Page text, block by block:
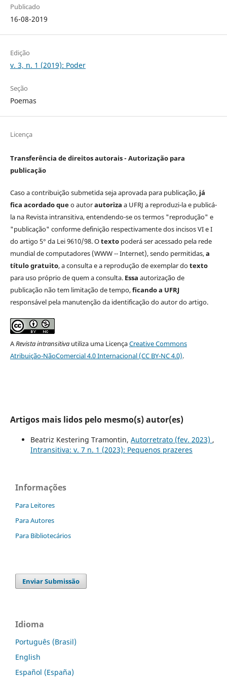
Publicado
16-08-2019
Edição
v. 3, n. 1 (2019): Poder
Seção
Poemas
Licença
Transferência de direitos autorais - Autorização para
publicação
Caso a contribuição submetida seja aprovada para publicação, já
fica acordado queo autorautoriza a UFRJ a reproduzi-la e publicá-
la na Revista intransitiva, entendendo-se os termos "reprodução" e
"publicação" conforme definição respectivamente dos incisos VI e I
do artigo 5° da Lei 9610/98. Otexto poderá ser acessado pela rede
mundial de computadores (WWW -- Internet), sendo permitidas,a
título gratuito, a consulta e a reprodução de exemplar dotexto
para uso próprio de quem a consulta. Essa autorização de
publicação não tem limitação de tempo,ficando a UFRJ
responsável pela manutenção da identificação do autor do artigo.
ARevista intransitiva utiliza uma LicençaCreative Commons
Atribuição-NãoComercial 4.0 Internacional (CC BY-NC 4.0).
Artigos mais lidos pelo mesmo(s) autor(es)
Beatriz Kestering Tramontin, Autorretrato (fev. 2023) ,
Intransitiva: v. 7 n. 1 (2023): Pequenos prazeres
Informações
Para Leitores
Para Autores
Para Bibliotecários
Enviar Submissão
Idioma
Português (Brasil)
English
Español (España)